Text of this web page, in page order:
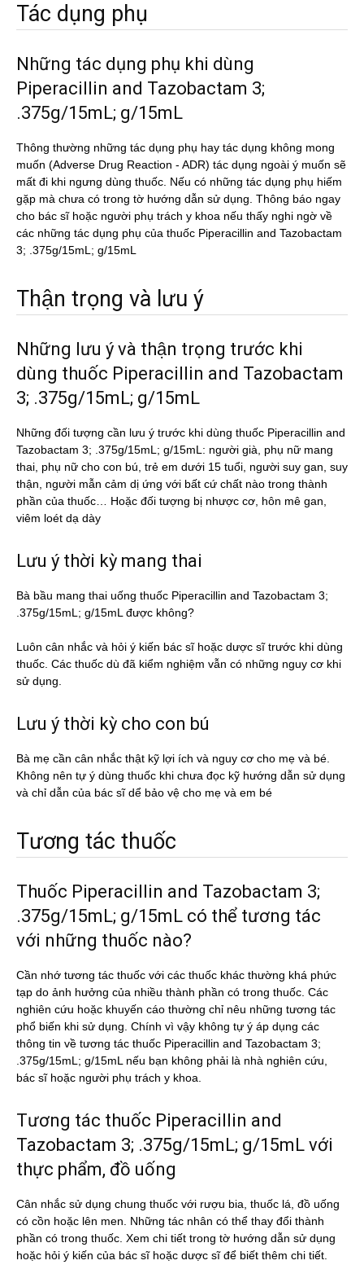
Tác dụng phụ
Những tác dụng phụ khi dùng
Piperacillin and Tazobactam 3;
.375g/15mL; g/15mL
Thông thường những tác dụng phụ hay tác dụng không mong
muốn (Adverse Drug Reaction - ADR) tác dụng ngoài ý muốn sẽ
mất đi khi ngưng dùng thuốc. Nếu có những tác dụng phụ hiếm
gặp mà chưa có trong tờ hướng dẫn sử dụng. Thông báo ngay
cho bác sĩ hoặc người phụ trách y khoa nếu thấy nghi ngờ về
các những tác dụng phụ của thuốc Piperacillin and Tazobactam
3; .375g/15mL; g/15mL
Thận trọng và lưu ý
Những lưu ý và thận trọng trước khi
dùng thuốc Piperacillin and Tazobactam
3; .375g/15mL; g/15mL
Những đối tượng cần lưu ý trước khi dùng thuốc Piperacillin and
Tazobactam 3; .375g/15mL; g/15mL: người già, phụ nữ mang
thai, phụ nữ cho con bú, trẻ em dưới 15 tuổi, người suy gan, suy
thận, người mẫn cảm dị ứng với bất cứ chất nào trong thành
phần của thuốc… Hoặc đối tượng bị nhược cơ, hôn mê gan,
viêm loét dạ dày
Lưu ý thời kỳ mang thai
Bà bầu mang thai uống thuốc Piperacillin and Tazobactam 3;
.375g/15mL; g/15mL được không?
Luôn cân nhắc và hỏi ý kiến bác sĩ hoặc dược sĩ trước khi dùng
thuốc. Các thuốc dù đã kiểm nghiệm vẫn có những nguy cơ khi
sử dụng.
Lưu ý thời kỳ cho con bú
Bà mẹ cần cân nhắc thật kỹ lợi ích và nguy cơ cho mẹ và bé.
Không nên tự ý dùng thuốc khi chưa đọc kỹ hướng dẫn sử dụng
và chỉ dẫn của bác sĩ dể bảo vệ cho mẹ và em bé
Tương tác thuốc
Thuốc Piperacillin and Tazobactam 3;
.375g/15mL; g/15mL có thể tương tác
với những thuốc nào?
Cần nhớ tương tác thuốc với các thuốc khác thường khá phức
tạp do ảnh hưởng của nhiều thành phần có trong thuốc. Các
nghiên cứu hoặc khuyến cáo thường chỉ nêu những tương tác
phổ biến khi sử dụng. Chính vì vậy không tự ý áp dụng các
thông tin về tương tác thuốc Piperacillin and Tazobactam 3;
.375g/15mL; g/15mL nếu bạn không phải là nhà nghiên cứu,
bác sĩ hoặc người phụ trách y khoa.
Tương tác thuốc Piperacillin and
Tazobactam 3; .375g/15mL; g/15mL với
thực phẩm, đồ uống
Cân nhắc sử dụng chung thuốc với rượu bia, thuốc lá, đồ uống
có cồn hoặc lên men. Những tác nhân có thể thay đổi thành
phần có trong thuốc. Xem chi tiết trong tờ hướng dẫn sử dụng
hoặc hỏi ý kiến của bác sĩ hoặc dược sĩ để biết thêm chi tiết.